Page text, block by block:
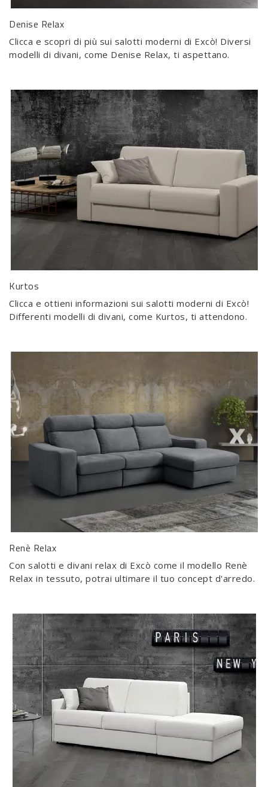
Denise Relax
Clicca e scopri di più sui salotti moderni di Excò! Diversi
modelli di divani, come Denise Relax, ti aspettano.
Kurtos
Clicca e ottieni informazioni sui salotti moderni di Excò!
Differenti modelli di divani, come Kurtos, ti attendono.
Renè Relax
Con salotti e divani relax di Excò come il modello Renè
Relax in tessuto, potrai ultimare il tuo concept d'arredo.